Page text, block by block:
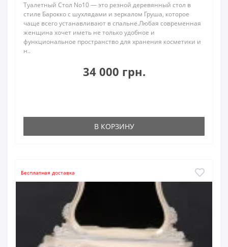
Туалетный Стол No10 — это резной деревянный стол в
стиле Барокко с шухлядами и зеркалом Груша, которое
чаще всего устанавливают в спальне.Любая современная
женщина хочет иметь не только удобное и
функциональное пространство для хранения косметики и
н..
34 000 грн.
В КОРЗИНУ
Бесплатная доставка